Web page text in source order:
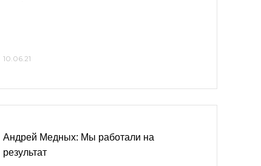
10.06.21
Андрей Медных: Мы работали на
результат